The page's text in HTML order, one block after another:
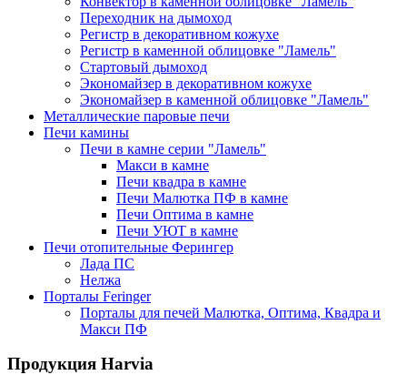
Переходник на дымоход
Регистр в декоративном кожухе
Регистр в каменной облицовке "Ламель"
Стартовый дымоход
Экономайзер в декоративном кожухе
Экономайзер в каменной облицовке "Ламель"
Металлические паровые печи
Печи камины
Печи в камне серии "Ламель"
Макси в камне
Печи квадра в камне
Печи Малютка ПФ в камне
Печи Оптима в камне
Печи УЮТ в камне
Печи отопительные Ферингер
Лада ПС
Нелжа
Порталы Feringer
Порталы для печей Малютка, Оптима, Квадра и
Макси ПФ
Продукция Harvia